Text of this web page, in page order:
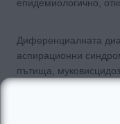
епидемиологично,
Диференциалната
аспирационни
пътища,
дисплазия, сърдечни